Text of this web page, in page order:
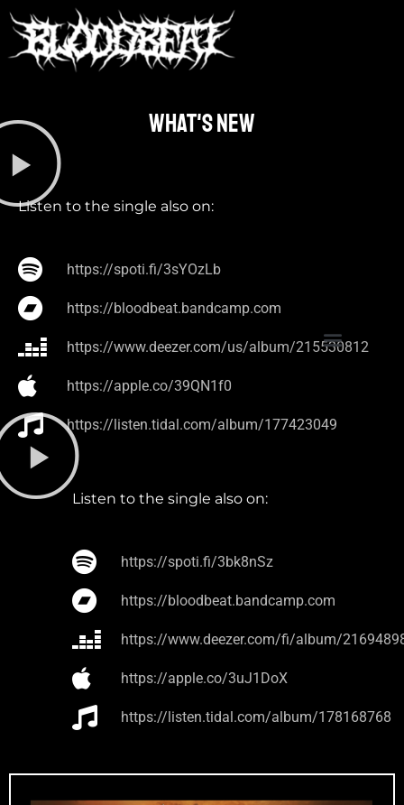
What's new​
Listen to the single also on:
https://spoti.fi/3sYOzLb
https://bloodbeat.bandcamp.com
https://www.deezer.com/us/album/215530812
https://apple.co/39QN1f0
https://listen.tidal.com/album/177423049
Listen to the single also on:
https://spoti.fi/3bk8nSz
https://bloodbeat.bandcamp.com
https://www.deezer.com/fi/album/
https://apple.co/3uJ1DoX
https://listen.tidal.com/album/178168768